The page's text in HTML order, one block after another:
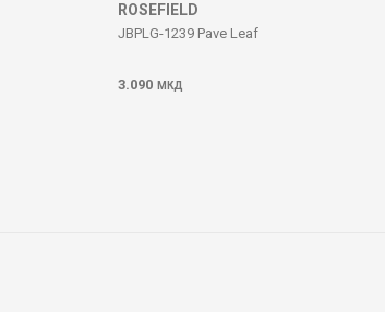
ROSEFIELD
JBPLG-1239 Pave Leaf
3.090 МКД